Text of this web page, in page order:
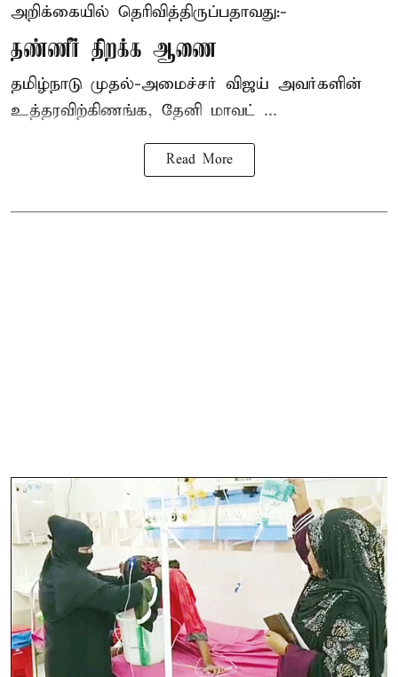
அறிக்கையில் தெரிவித்திருப்பதாவது:-
தண்ணீர் திறக்க ஆணை
தமிழ்நாடு முதல்-அமைச்சர் விஜய் அவர்களின்
உத்தரவிற்கிணங்க, தேனி மாவட் ...
Read More